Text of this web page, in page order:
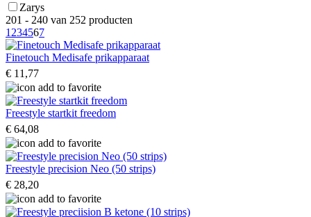
Zarys
201 - 240 van 252 producten
1 234567
Finetouch Medisafe prikapparaat
€ 11,77
Freestyle startkit freedom
€ 64,08
Freestyle precision Neo (50 strips)
€ 28,20